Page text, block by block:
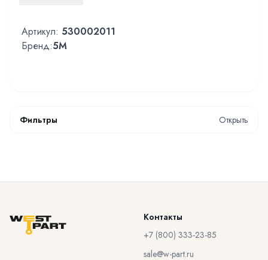
Артикул: 530002011
Бренд:5M
Фильтры Открыть
Контакты
+7 (800) 333-23-85
sale@w-part.ru